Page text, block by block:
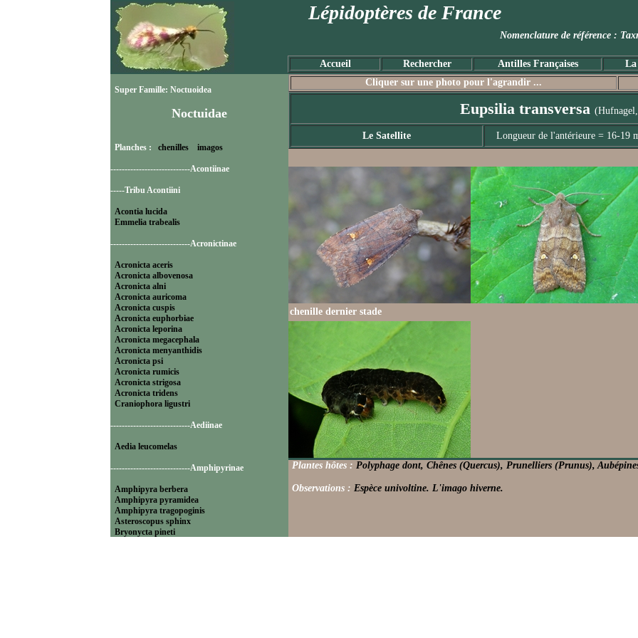
Lépidoptères de France
Nomenclature de référence
Accueil Rechercher Antilles Françaises La
Super Famille: Noctuoidea
Noctuidae
Planches : chenilles imagos
----------------------------Acontiinae
-----Tribu Acontiini
Acontia lucida
Emmelia trabealis
----------------------------Acronictinae
Acronicta aceris
Acronicta albovenosa
Acronicta alni
Acronicta auricoma
Acronicta cuspis
Acronicta euphorbiae
Acronicta leporina
Acronicta megacephala
Acronicta menyanthidis
Acronicta psi
Acronicta rumicis
Acronicta strigosa
Acronicta tridens
Craniophora ligustri
----------------------------Aediinae
Aedia leucomelas
----------------------------Amphipyrinae
Amphipyra berbera
Amphipyra pyramidea
Amphipyra tragopoginis
Asteroscopus sphinx
Bryonycta pineti
Cliquer sur une photo pour l'agrandir ...
Eupsilia transversa
Le Satellite Longueur de l'antérieure = 16-19
chenille dernier stade
Plantes hôtes : Polyphage dont, Chênes (Quercus), Prunelliers (Prunus),
Observations : Espèce univoltine. L'imago hiverne.